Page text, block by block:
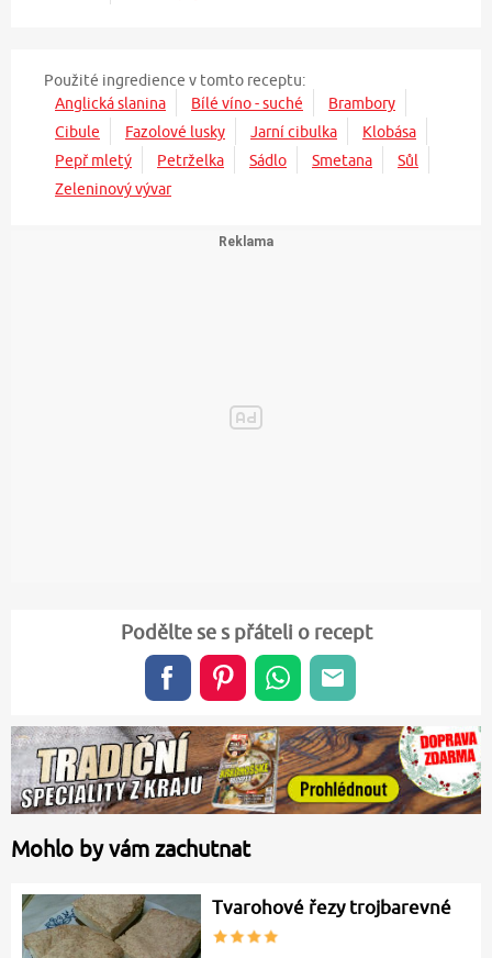
Použité ingredience v tomto receptu:
Anglická slanina
Bílé víno - suché
Brambory
Cibule
Fazolové lusky Jarní cibulka
Klobása
Pepř mletý
Petrželka Sádlo Smetana
Sůl
Zeleninový vývar
Podělte se s přáteli o recept
Mohlo by vám zachutnat
Tvarohové řezy trojbarevné